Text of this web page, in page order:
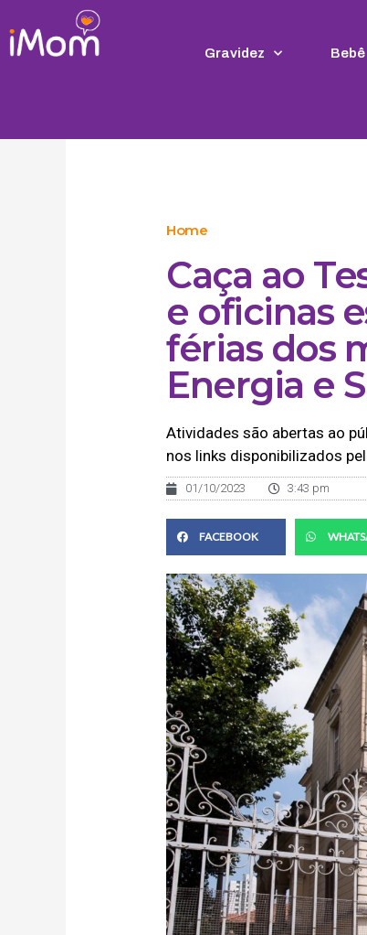
para
Gravidez Bebê
Home
Caça ao
e oficinas
férias dos
Energia e
Atividades são abertas ao
nos links disponibilizados
01/10/2023 3:43 pm
FACEBOOK